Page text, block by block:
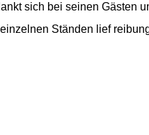
sich bei seinen Gästen
Ständen lief